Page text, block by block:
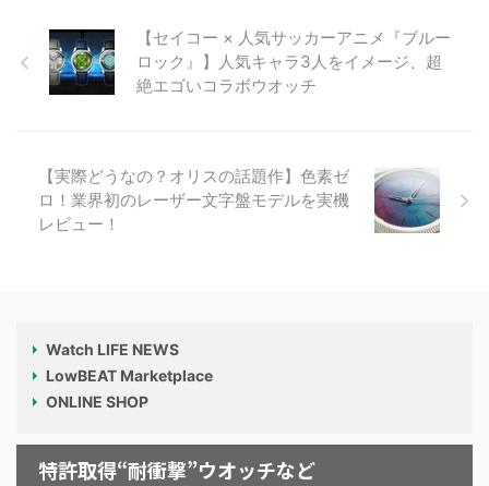
【セイコー × 人気サッカーアニメ『ブルー
ロック』】人気キャラ3人をイメージ、超
絶エゴいコラボウオッチ
【実際どうなの？オリスの話題作】色素ゼ
ロ！業界初のレーザー文字盤モデルを実機
レビュー！
Watch LIFE NEWS
LowBEAT Marketplace
ONLINE SHOP
特許取得“耐衝撃”ウオッチなど